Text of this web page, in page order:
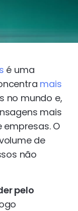
é uma
mais
no mundo e,
mais
O
de
não
pelo